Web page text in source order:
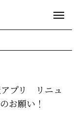
アプリ リニュ
お願い！